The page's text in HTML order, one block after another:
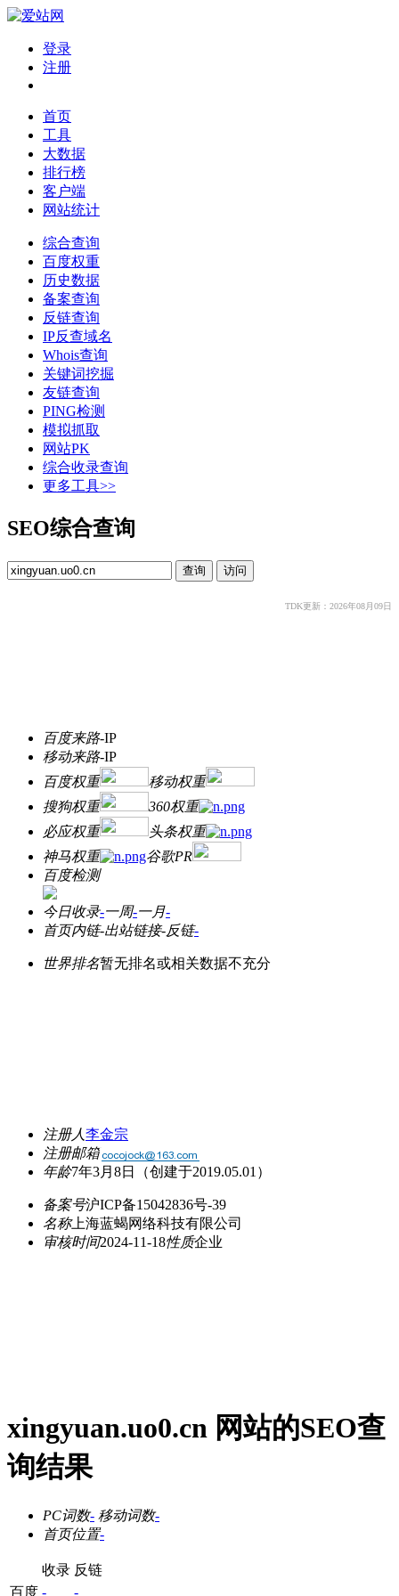
登录
注册
首页
工具
大数据
排行榜
客户端
网站统计
综合查询
百度权重
历史数据
备案查询
反链查询
IP反查域名
Whois查询
关键词挖掘
友链查询
PING检测
模拟抓取
网站PK
综合收录查询
更多工具>>
SEO综合查询
TDK更新：2026年08月09日
百度来路-IP
移动来路-IP
百度权重
移动权重
搜狗权重
360权重
必应权重
头条权重
神马权重
谷歌PR
百度检测
今日收录-一周-一月-
首页内链-出站链接-反链-
世界排名暂无排名或相关数据不充分
注册人李金宗
注册邮箱
年龄7年3月8日 （创建于2019.05.01）
备案号沪ICP备15042836号-39
名称上海蓝蝎网络科技有限公司
审核时间2024-11-18性质企业
xingyuan.uo0.cn 网站的SEO查
询结果
PC词数- 移动词数-
首页位置-
收录 反链
百度 - -